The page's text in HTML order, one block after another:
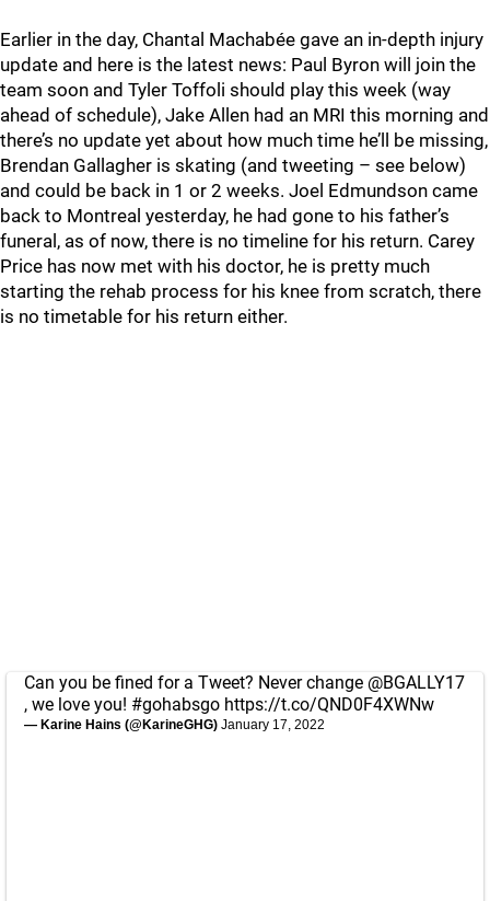
Earlier in the day, Chantal Machabée gave an in-depth injury
update and here is the latest news: Paul Byron will join the
team soon and Tyler Toffoli should play this week (way
ahead of schedule), Jake Allen had an MRI this morning and
there’s no update yet about how much time he’ll be missing,
Brendan Gallagher is skating (and tweeting – see below)
and could be back in 1 or 2 weeks. Joel Edmundson came
back to Montreal yesterday, he had gone to his father’s
funeral, as of now, there is no timeline for his return. Carey
Price has now met with his doctor, he is pretty much
starting the rehab process for his knee from scratch, there
is no timetable for his return either.
Can you be fined for a Tweet? Never change @BGALLY17
, we love you! #gohabsgo https://t.co/QND0F4XWNw
— Karine Hains (@KarineGHG) January 17, 2022